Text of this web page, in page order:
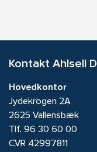
Kontakt Ahlsell
Hovedkontor
Jydekrogen 2A
2625 Vallensbæk
Tlf. 96 30 60 00
CVR 42997811